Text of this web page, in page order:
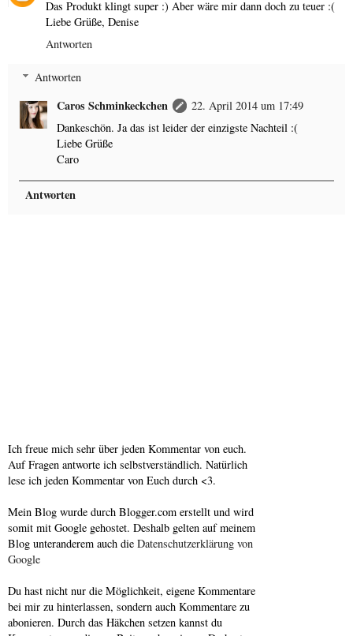
Das Produkt klingt super :) Aber wäre mir dann doch zu teuer :(
Liebe Grüße, Denise
Antworten
Antworten
Caros Schminkeckchen
22. April 2014 um 17:49
Dankeschön. Ja das ist leider der einzigste Nachteil :(
Liebe Grüße
Caro
Antworten
Ich freue mich sehr über jeden Kommentar von euch.
Auf Fragen antworte ich selbstverständlich. Natürlich
lese ich jeden Kommentar von Euch durch <3.
Mein Blog wurde durch Blogger.com erstellt und wird
somit mit Google gehostet. Deshalb gelten auf meinem
Blog unteranderem auch die Datenschutzerklärung von
Google
Du hast nicht nur die Möglichkeit, eigene Kommentare
bei mir zu hinterlassen, sondern auch Kommentare zu
abonieren. Durch das Häkchen setzen kannst du